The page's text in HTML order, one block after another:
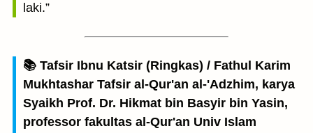
laki.”
📚 Tafsir Ibnu Katsir (Ringkas) / Fathul Karim
Mukhtashar Tafsir al-Qur'an al-'Adzhim, karya
Syaikh Prof. Dr. Hikmat bin Basyir bin Yasin,
professor fakultas al-Qur'an Univ Islam